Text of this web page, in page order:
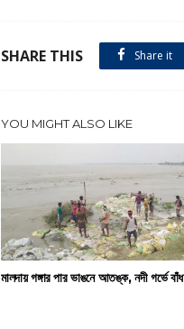
SHARE THIS Share it
YOU MIGHT ALSO LIKE
মালদায় গঙ্গার পার ভাঙনে আতঙ্ক, নদী গর্ভে বাঁধ